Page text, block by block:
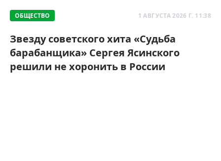
ОБЩЕСТВО 1 АВГУСТА 2026 Г. 11:38
Звезду советского хита «Судьба
барабанщика» Сергея Ясинского
решили не хоронить в России